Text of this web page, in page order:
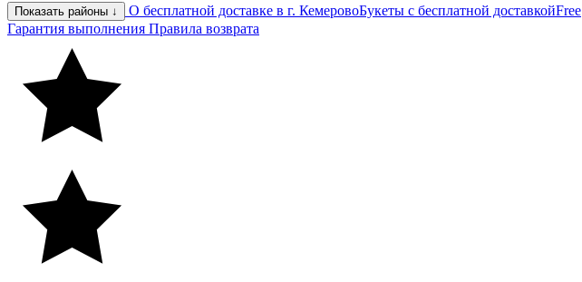
Показать районы ↓ О бесплатной доставке в г. КемеровоБукеты с бесплатной доставкойFree
Гарантия выполнения Правила возврата